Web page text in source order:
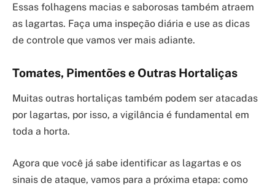
Essas folhagens macias e saborosas também atraem
as lagartas. Faça uma inspeção diária e use as dicas
de controle que vamos ver mais adiante.
Tomates, Pimentões e Outras Hortaliças
Muitas outras hortaliças também podem ser atacadas
por lagartas, por isso, a vigilância é fundamental em
toda a horta.
Agora que você já sabe identificar as lagartas e os
sinais de ataque, vamos para a próxima etapa: como